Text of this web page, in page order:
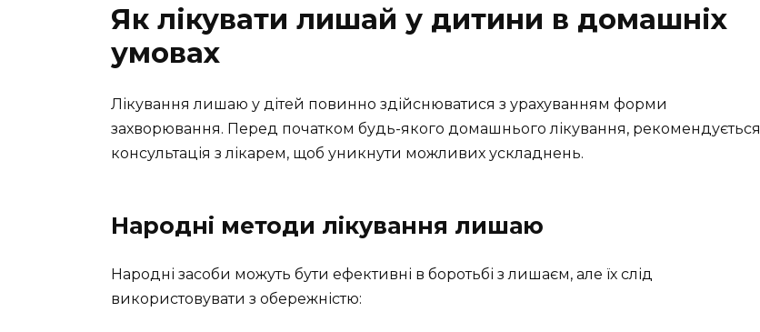
Як лікувати лишай у дитини в домашніх
умовах
Лікування лишаю у дітей повинно здійснюватися з урахуванням форми
захворювання. Перед початком будь-якого домашнього лікування, рекомендується
консультація з лікарем, щоб уникнути можливих ускладнень.
Народні методи лікування лишаю
Народні засоби можуть бути ефективні в боротьбі з лишаєм, але їх слід
використовувати з обережністю: